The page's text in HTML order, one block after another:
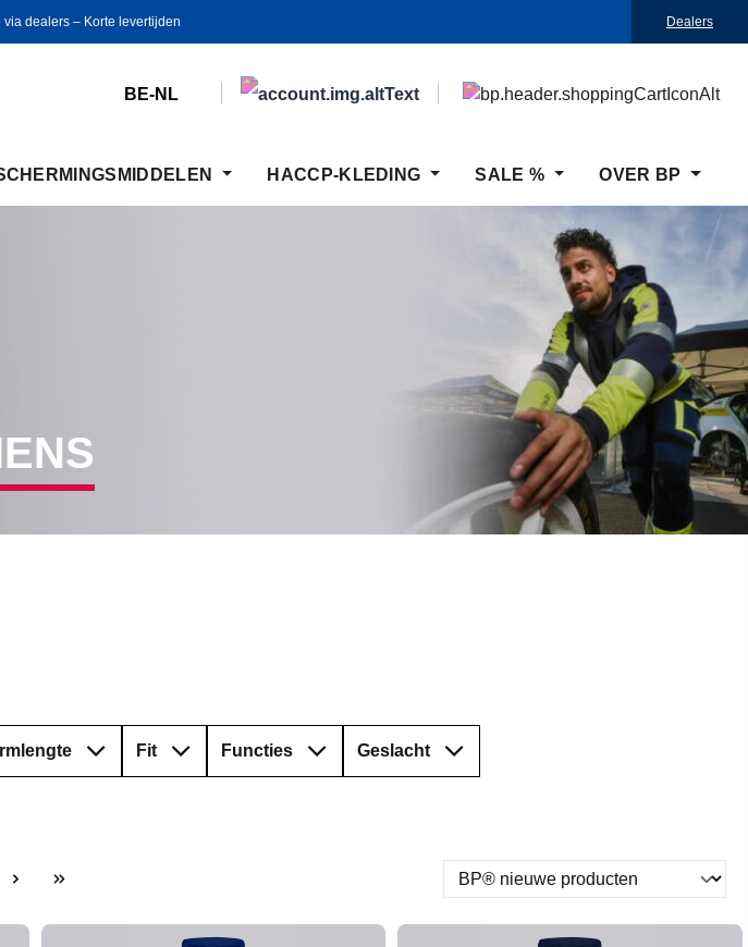
via dealers ‒ Korte levertijden Dealers
BE-NL
HACCP-KLEDING SALE % OVER BP
Fit Functies Geslacht